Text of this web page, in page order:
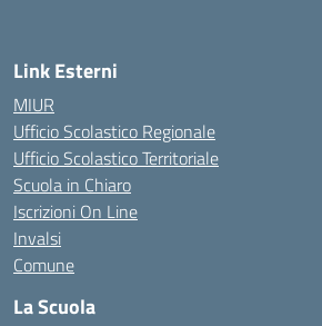
Link Esterni
MIUR
Ufficio Scolastico Regionale
Ufficio Scolastico Territoriale
Scuola in Chiaro
Iscrizioni On Line
Invalsi
Comune
La Scuola